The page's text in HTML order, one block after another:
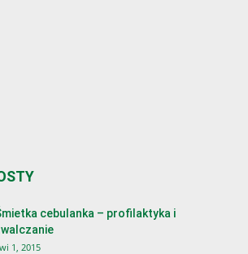
cebulanka – profilaktyka i
1, 2015